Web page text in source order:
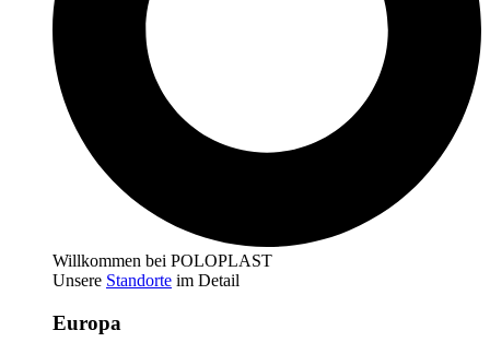
Willkommen bei POLOPLAST
Unsere Standorte im Detail
Europa